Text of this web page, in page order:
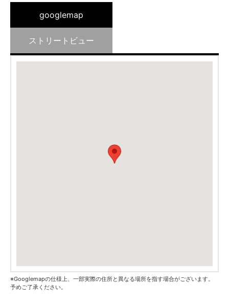
googlemap
ストリートビュー
※Googlemapの仕様上、一部実際の住所と異なる場所を指す場合がございます。
予めご了承ください。